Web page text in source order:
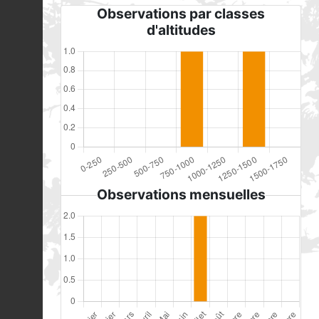
Observations par classes
d'altitudes
Observations mensuelles